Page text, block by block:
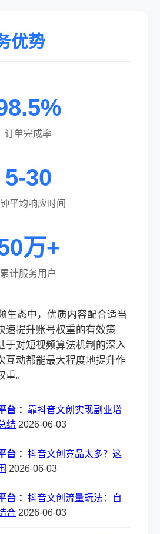
优势
订单完成率
5-30
平均响应时间
万+
累计服务用户
生态中，优质内容配合适当
速提升账号权重的有效策
于对短视频算法机制的深入
互动都能最大程度地提升作
。
台 ： 靠抖音文创实现副业增
结 2026-06-03
台 ： 抖音文创竞品太多？这
2026-06-03
台 ： 抖音文创流量玩法：自
合 2026-06-03